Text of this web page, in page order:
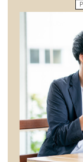
心の処方箋
カルチャー・ト
驚き